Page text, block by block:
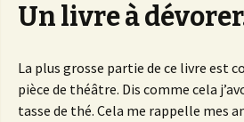
Un livre à
La plus grosse partie de ce livre est
pièce de théâtre. Dis comme cela
tasse de thé. Cela me rappelle mes